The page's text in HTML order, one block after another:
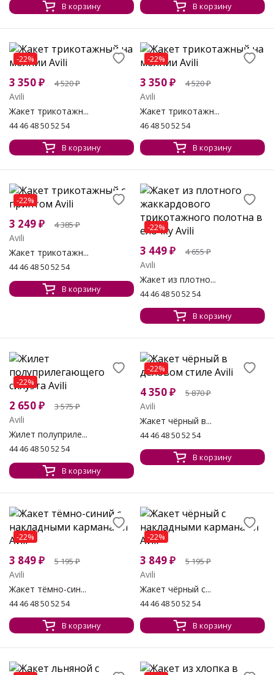
В корзину
В корзину
-22%
3 350₽ 4 520₽
Avili
Жакет трикотажн...
44 46 48 50 52 54
В корзину
-22%
3 350₽ 4 520₽
Avili
Жакет трикотажн...
46 48 50 52 54
В корзину
-22%
3 249₽ 4 385₽
Avili
Жакет трикотажн...
44 46 48 50 52 54
В корзину
-22%
3 449₽ 4 655₽
Avili
Жакет из плотно...
44 46 48 50 52 54
В корзину
-22%
2 650₽ 3 575₽
Avili
Жилет полуприле...
44 46 48 50 52 54
В корзину
-22%
4 350₽ 5 870₽
Avili
Жакет чёрный в...
44 46 48 50 52 54
В корзину
-22%
3 849₽ 5 195₽
Avili
Жакет тёмно-син...
44 46 48 50 52 54
В корзину
-22%
3 849₽ 5 195₽
Avili
Жакет чёрный с...
44 46 48 50 52 54
В корзину